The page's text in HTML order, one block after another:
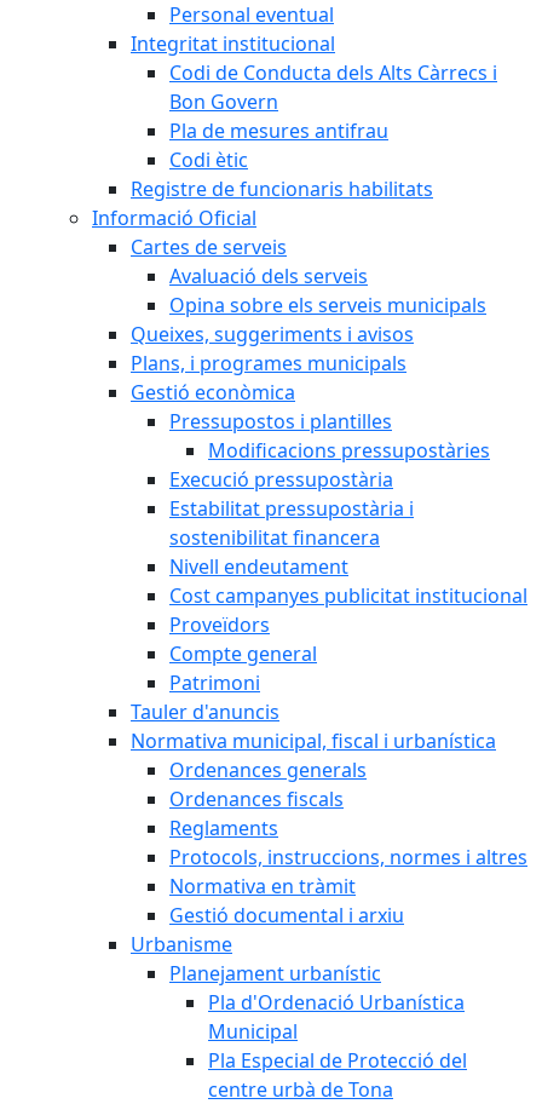
Personal eventual
Integritat institucional
Codi de Conducta dels Alts Càrrecs i
Bon Govern
Pla de mesures antifrau
Codi ètic
Registre de funcionaris habilitats
Informació Oficial
Cartes de serveis
Avaluació dels serveis
Opina sobre els serveis municipals
Queixes, suggeriments i avisos
Plans, i programes municipals
Gestió econòmica
Pressupostos i plantilles
Modificacions pressupostàries
Execució pressupostària
Estabilitat pressupostària i
sostenibilitat financera
Nivell endeutament
Cost campanyes publicitat institucional
Proveïdors
Compte general
Patrimoni
Tauler d'anuncis
Normativa municipal, fiscal i urbanística
Ordenances generals
Ordenances fiscals
Reglaments
Protocols, instruccions, normes i altres
Normativa en tràmit
Gestió documental i arxiu
Urbanisme
Planejament urbanístic
Pla d'Ordenació Urbanística
Municipal
Pla Especial de Protecció del
centre urbà de Tona